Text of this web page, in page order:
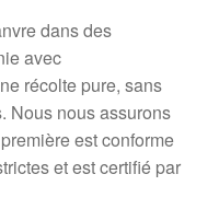
dans des
avec
récolte pure, sans
Nous nous assurons
est conforme
et est certifié par